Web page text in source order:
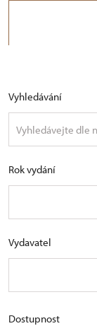
Vyhledávání
Rok vydání
Vydavatel
Dostupnost